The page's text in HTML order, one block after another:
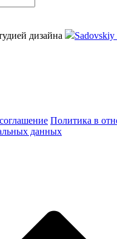
дизайна Sadovskiy
Политика в
данных